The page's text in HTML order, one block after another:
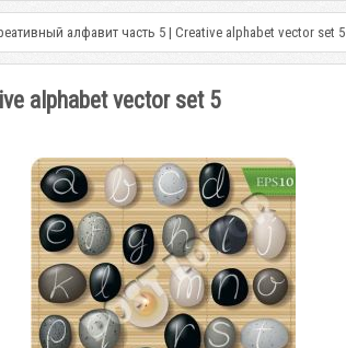
алфавит часть 5 | Creative alphabet vector set 5
alphabet vector set 5